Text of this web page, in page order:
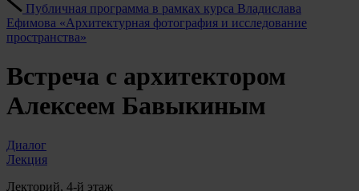
Публичная программа в рамках курса Владислава
Ефимова «Архитектурная фотография и исследование
пространства»
Встреча с архитектором
Алексеем Бавыкиным
Диалог
Лекция
Лекторий, 4-й этаж